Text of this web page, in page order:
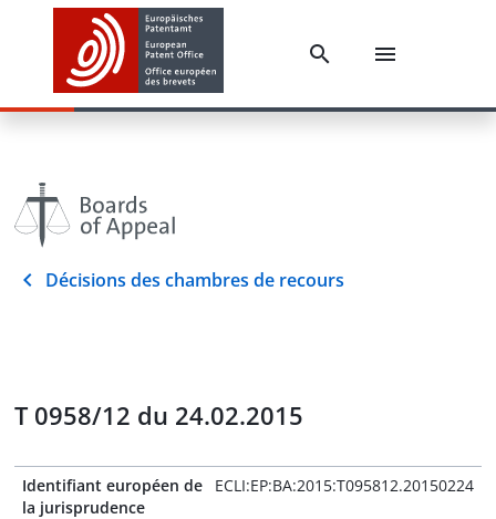
Décisions des chambres de recours
T 0958/12 du 24.02.2015
Identifiant européen de
la jurisprudence
ECLI:EP:BA:2015:T095812.20150224